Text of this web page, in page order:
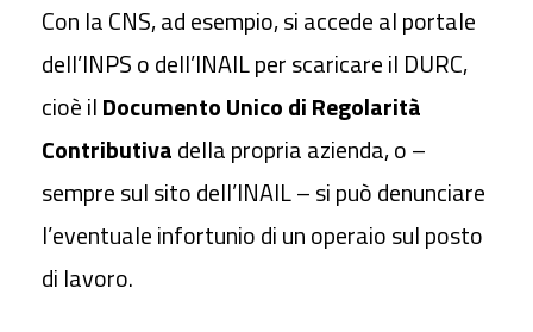
Con la CNS, ad esempio, si accede al portale
dell’INPS o dell’INAIL per scaricare il DURC,
cioè ilDocumento Unico di Regolarità
Contributivadella propria azienda, o –
sempre sul sito dell’INAIL – si può denunciare
l’eventuale infortunio di un operaio sul posto
di lavoro.